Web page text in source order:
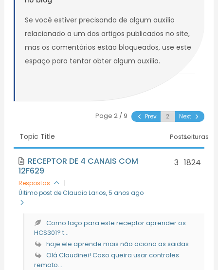
Se você estiver precisando de algum auxílio
relacionado a um dos artigos publicados no site,
mas os comentários estão bloqueados, use este
espaço para tentar obter algum auxílio.
Page 2 / 9 Prev Next
Topic Title Leituras
Posts
RECEPTOR DE 4 CANAIS COM
12F629
Respostas
|
Último post de Claudio Larios, 5 anos ago
1824
3
Como faço para este receptor aprender os
HCS301? t...
hoje ele aprende mais não aciona as saidas
Olá Claudinei! Caso queira usar controles
remoto...